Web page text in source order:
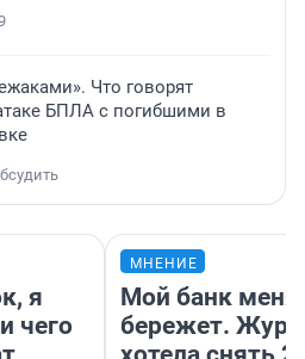
Что говорят
БПЛА с погибшими в
я
чего
МНЕНИЕ
Мой банк меня
бережет.